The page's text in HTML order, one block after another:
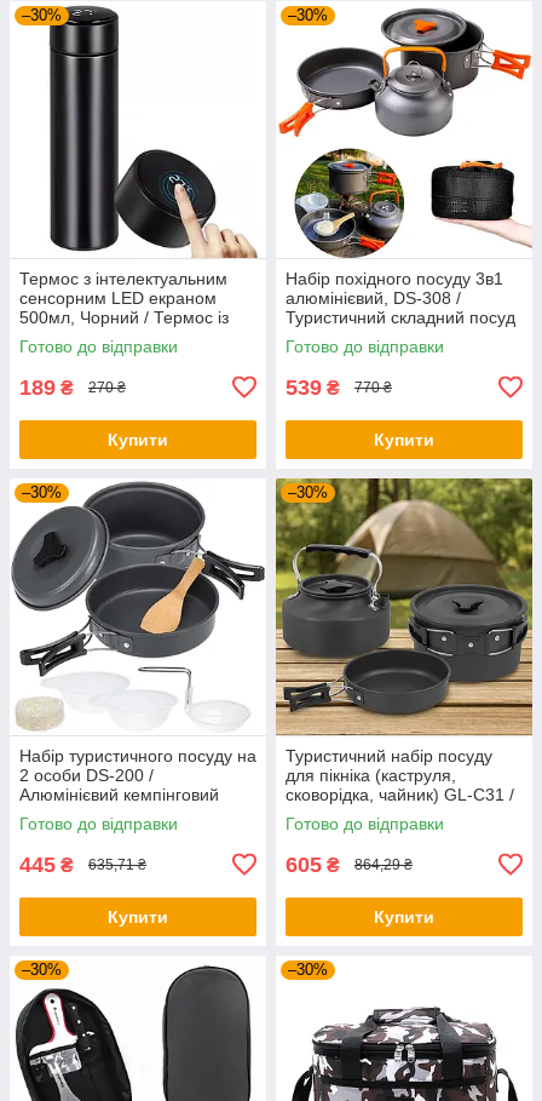
–30%
Термос з інтелектуальним
сенсорним LED екраном
500мл, Чорний / Термос із
нержавіючої сталі
Готово до відправки
189 ₴ 270 ₴
Купити
–30%
Набір похідного посуду 3в1
алюмінієвий, DS-308 /
Туристичний складний посуд
(чайник, каструля,
сковорідка)
Готово до відправки
539 ₴ 770 ₴
Купити
–30%
Набір туристичного посуду на
2 особи DS-200 /
Алюмінієвий кемпінговий
набір посуду / Похідний
посуд
Готово до відправки
445 ₴ 635,71 ₴
Купити
–30%
Туристичний набір посуду
для пікніка (каструля,
сковорідка, чайник) GL-C31 /
Посуд туристичний
Готово до відправки
605 ₴ 864,29 ₴
Купити
–30% –30%